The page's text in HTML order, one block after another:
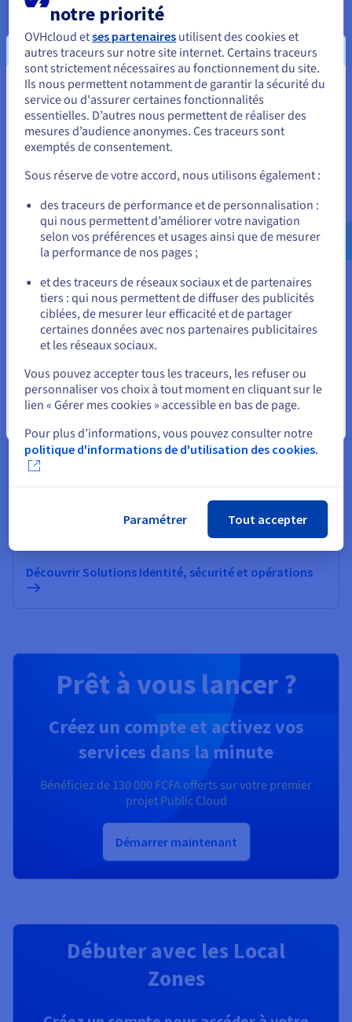
Analytics
Capitalisez sur vos données et déployez votre data stack
et vos applications avec une infrastructure managée et
open source.
Découvrir Cloud Analytics
Data Platform
Réalisez et déployez vos projets Data & Analytics en un
temps record avec une solution complète, unifiée,
collaborative et accessible à tous.
Informatique quantique
Explorez l’informatique quantique grâce à une
plateforme unifiée : simulez, testez et exécutez vos
algorithmes sur des émulateurs et QPU en toute
simplicité.
Découvrir Quantum as a Service
Sécurisez, gérez et monitorez vos services cloud chez
Découvrir Solutions Identité, sécurité et opérations
Prêt à vous lancer ?
Créez un compte et activez vos
services dans la minute
Bénéficiez de 130 000 FCFAofferts sur votre premier
projet Public Cloud
Démarrer maintenant
Débuter avec les Local
Zones
Vous semblez être localisé en États-
Unis.
Pour commander, rendez-vous sur le site de votre pays (États-
Allez sur le site États-Unis
us.ovhcloud.com/
Anglais USD - $
ou
Rester sur le site actuel
Sélectionner un autre site web
notre priorité
OVHcloud etses partenaires utilisent des cookies et
autres traceurs sur notre site internet. Certains traceurs
sont strictement nécessaires au fonctionnement du site.
Ils nous permettent notamment de garantir la sécurité du
service ou d'assurer certaines fonctionnalités
essentielles. D’autres nous permettent de réaliser des
mesures d’audience anonymes. Ces traceurs sont
exemptés de consentement.
Sous réserve de votre accord, nous utilisons également :
des traceurs de performance et de personnalisation :
qui nous permettent d’améliorer votre navigation
selon vos préférences et usages ainsi que de mesurer
la performance de nos pages ;
et des traceurs de réseaux sociaux et de partenaires
tiers : qui nous permettent de diffuser des publicités
ciblées, de mesurer leur efficacité et de partager
certaines données avec nos partenaires publicitaires
et les réseaux sociaux.
Vous pouvez accepter tous les traceurs, les refuser ou
personnaliser vos choix à tout moment en cliquant sur le
lien « Gérer mes cookies » accessible en bas de page.
Pour plus d’informations, vous pouvez consulter notre
politique d'informations de d'utilisation des cookies.
Paramétrer Tout accepter